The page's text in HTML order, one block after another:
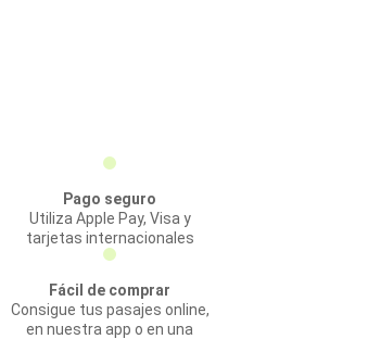
Pago seguro
Utiliza Apple Pay, Visa y
tarjetas internacionales
Fácil de comprar
Consigue tus pasajes online,
en nuestra app o en una